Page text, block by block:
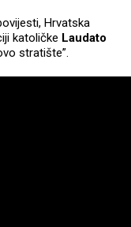
Hrvatska
katoličke Laudato
stratište”.